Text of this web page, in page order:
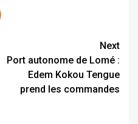
Next
Port autonome de Lomé :
Edem Kokou Tengue
prend les commandes